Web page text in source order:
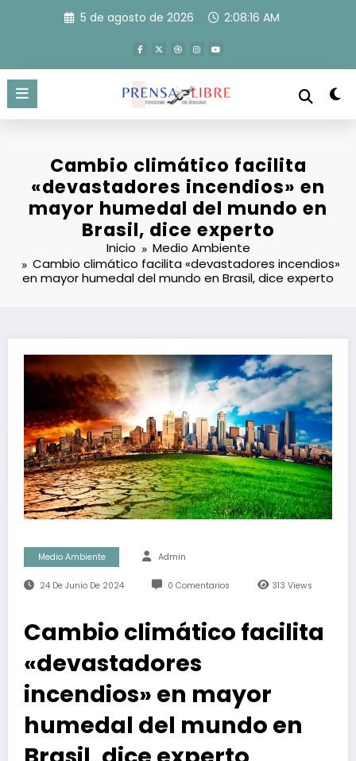
5 de agosto de 2026 2:08:16 AM
Cambio climático facilita
«devastadores incendios» en
mayor humedal del mundo en
Brasil, dice experto
Inicio
Medio Ambiente
Cambio climático facilita «devastadores incendios»
en mayor humedal del mundo en Brasil, dice experto
Medio Ambiente Admin
24 De Junio De 2024 0 Comentarios 313Views
Cambio climático facilita
«devastadores
incendios» en mayor
humedal del mundo en